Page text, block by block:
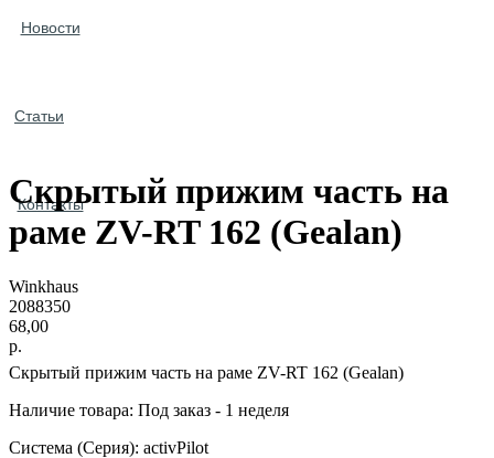
Новости
Статьи
Контакты
Скрытый прижим часть на
раме ZV-RT 162 (Gealan)
Winkhaus
2088350
68,00
р.
Скрытый прижим часть на раме ZV-RT 162 (Gealan)
Наличие товара: Под заказ - 1 неделя
Система (Серия): activPilot